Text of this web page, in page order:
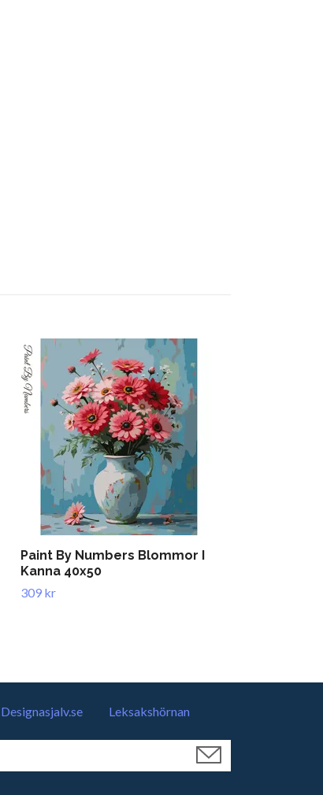
Paint By Numbers Blommor I
Kanna 40x50
309 kr
Designasjalv.se Leksakshörnan